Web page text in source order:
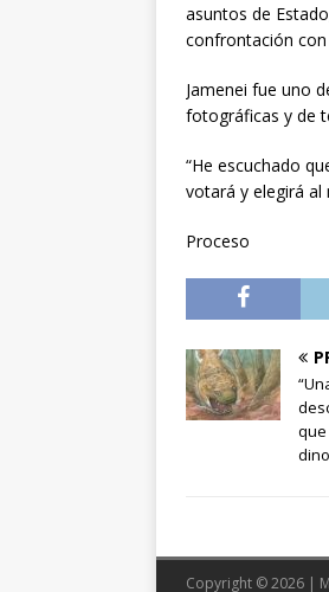
asuntos de
confrontación con
Jamenei fue uno
fotográficas y de
“He escuchado
votará y elegirá al
Proceso
Copyright © 2026 |